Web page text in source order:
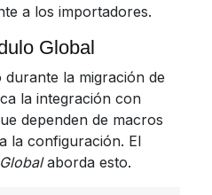
a los importadores.
Global
la migración de
la integración con
dependen de macros
la configuración. El
aborda esto.